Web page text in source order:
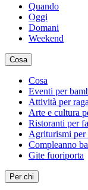
Quando
Oggi
Domani
Weekend
Cosa
Cosa
Eventi per
Attività per
Arte e cultura
Ristoranti per
Agriturismi per
Compleanno
Gite fuoriporta
Per chi